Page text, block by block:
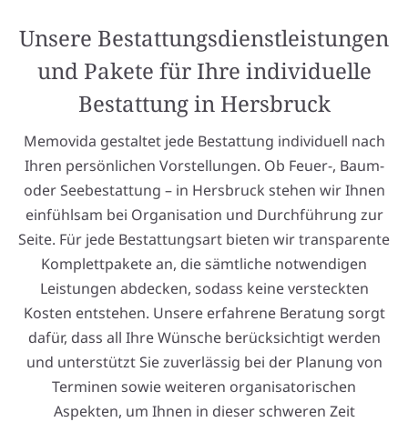
Unsere Bestattungsdienstleistungen
und Pakete für Ihre individuelle
Bestattung in Hersbruck
Memovida gestaltet jede Bestattung individuell nach
Ihren persönlichen Vorstellungen. Ob Feuer-, Baum-
oder Seebestattung – in Hersbruck stehen wir Ihnen
einfühlsam bei Organisation und Durchführung zur
Seite. Für jede Bestattungsart bieten wir transparente
Komplettpakete an, die sämtliche notwendigen
Leistungen abdecken, sodass keine versteckten
Kosten entstehen. Unsere erfahrene Beratung sorgt
dafür, dass all Ihre Wünsche berücksichtigt werden
und unterstützt Sie zuverlässig bei der Planung von
Terminen sowie weiteren organisatorischen
Aspekten, um Ihnen in dieser schweren Zeit